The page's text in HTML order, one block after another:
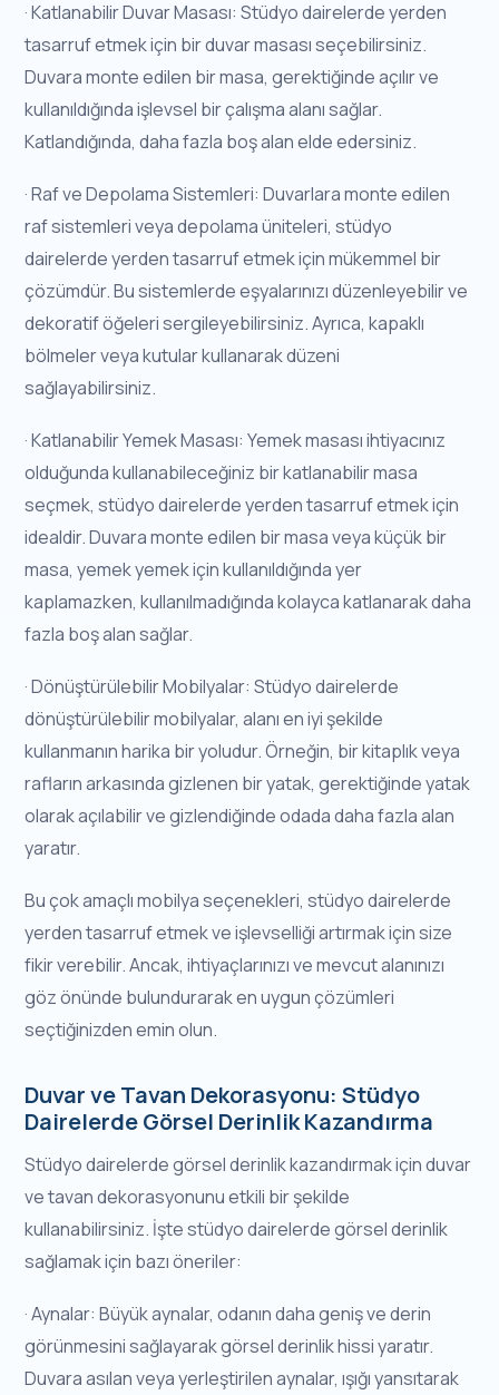
· Katlanabilir Duvar Masası: Stüdyo dairelerde yerden
tasarruf etmek için bir duvar masası seçebilirsiniz.
Duvara monte edilen bir masa, gerektiğinde açılır ve
kullanıldığında işlevsel bir çalışma alanı sağlar.
Katlandığında, daha fazla boş alan elde edersiniz.
· Raf ve Depolama Sistemleri: Duvarlara monte edilen
raf sistemleri veya depolama üniteleri, stüdyo
dairelerde yerden tasarruf etmek için mükemmel bir
çözümdür. Bu sistemlerde eşyalarınızı düzenleyebilir ve
dekoratif öğeleri sergileyebilirsiniz. Ayrıca, kapaklı
bölmeler veya kutular kullanarak düzeni
sağlayabilirsiniz.
· Katlanabilir Yemek Masası: Yemek masası ihtiyacınız
olduğunda kullanabileceğiniz bir katlanabilir masa
seçmek, stüdyo dairelerde yerden tasarruf etmek için
idealdir. Duvara monte edilen bir masa veya küçük bir
masa, yemek yemek için kullanıldığında yer
kaplamazken, kullanılmadığında kolayca katlanarak daha
fazla boş alan sağlar.
· Dönüştürülebilir Mobilyalar: Stüdyo dairelerde
dönüştürülebilir mobilyalar, alanı en iyi şekilde
kullanmanın harika bir yoludur. Örneğin, bir kitaplık veya
rafların arkasında gizlenen bir yatak, gerektiğinde yatak
olarak açılabilir ve gizlendiğinde odada daha fazla alan
yaratır.
Bu çok amaçlı mobilya seçenekleri, stüdyo dairelerde
yerden tasarruf etmek ve işlevselliği artırmak için size
fikir verebilir. Ancak, ihtiyaçlarınızı ve mevcut alanınızı
göz önünde bulundurarak en uygun çözümleri
seçtiğinizden emin olun.
Duvar ve Tavan Dekorasyonu: Stüdyo
Dairelerde Görsel Derinlik Kazandırma
Stüdyo dairelerde görsel derinlik kazandırmak için duvar
ve tavan dekorasyonunu etkili bir şekilde
kullanabilirsiniz. İşte stüdyo dairelerde görsel derinlik
sağlamak için bazı öneriler:
· Aynalar: Büyük aynalar, odanın daha geniş ve derin
görünmesini sağlayarak görsel derinlik hissi yaratır.
Duvara asılan veya yerleştirilen aynalar, ışığı yansıtarak